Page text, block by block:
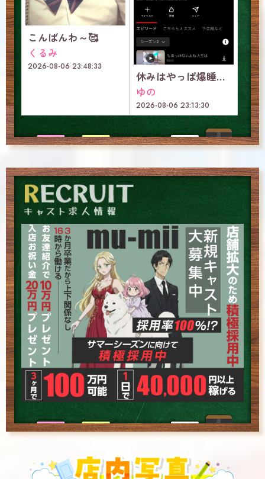
こんばんわ～🥰
くるみ
2026-08-06 23:48:33
休みはやっぱ爆睡っしょ
ゆの
2026-08-06 23:13:30